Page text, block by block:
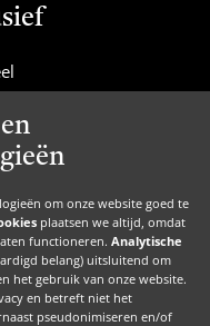
om onze website goed te
plaatsen we altijd, omdat
functioneren. Analytische
belang) uitsluitend om
het gebruik van onze website.
en betreft niet het
pseudonimiseren en/of